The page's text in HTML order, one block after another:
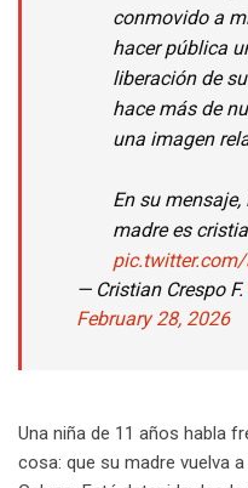
conmovido a
hacer pública
liberación de
hace más de
una imagen
En su
madre es
— Cristian Crespo F.
February 28, 2026
Una niña de 11 años habla
cosa: que su madre vuelva